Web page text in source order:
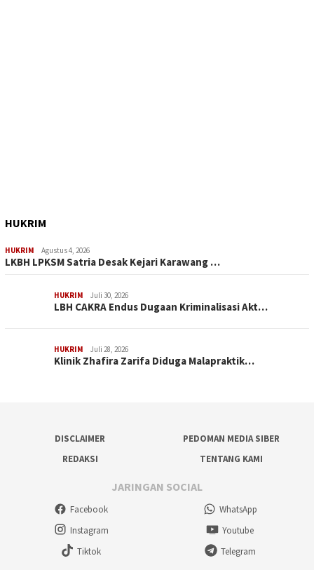
HUKRIM
HUKRIM Agustus 4, 2026
LKBH LPKSM Satria Desak Kejari Karawang …
HUKRIM Juli 30, 2026
LBH CAKRA Endus Dugaan Kriminalisasi Akt…
HUKRIM Juli 28, 2026
Klinik Zhafira Zarifa Diduga Malapraktik…
DISCLAIMER
PEDOMAN MEDIA SIBER
REDAKSI
TENTANG KAMI
JARINGAN SOCIAL
Facebook
WhatsApp
Instagram
Youtube
Tiktok
Telegram